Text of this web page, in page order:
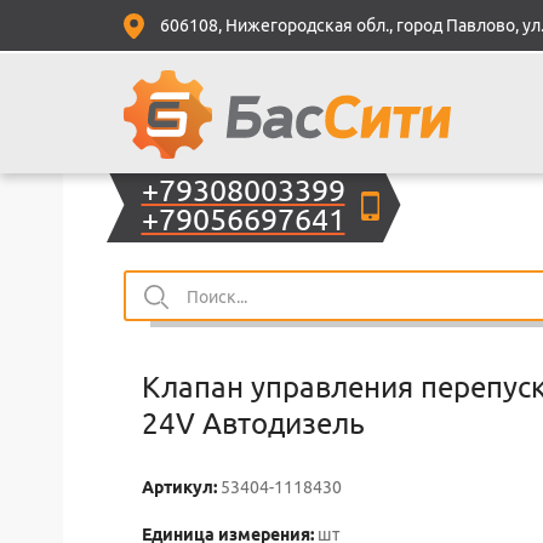
+79308003399
+79056697641
Клапан управления
24V Автодизель
Артикул: 53404-1118430
Единица измерения: шт
606108, Нижегородская обл., город Павлово,